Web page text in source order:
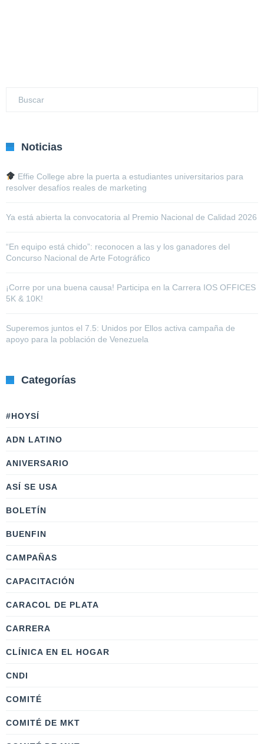
Noticias
Effie College abre la puerta a estudiantes universitarios para
resolver desafíos reales de marketing
Ya está abierta la convocatoria al Premio Nacional de Calidad 2026
“En equipo está chido”: reconocen a las y los ganadores del
Concurso Nacional de Arte Fotográfico
¡Corre por una buena causa! Participa en la Carrera IOS OFFICES
5K & 10K!
Superemos juntos el 7.5: Unidos por Ellos activa campaña de
apoyo para la población de Venezuela
Categorías
#HOYSÍ
ADN LATINO
ANIVERSARIO
ASÍ SE USA
BOLETÍN
BUENFIN
CAMPAÑAS
CAPACITACIÓN
CARACOL DE PLATA
CARRERA
CLÍNICA EN EL HOGAR
CNDI
COMITÉ
COMITÉ DE MKT